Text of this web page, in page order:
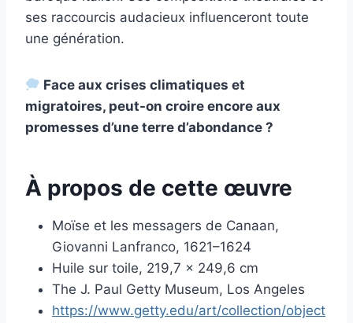
ses raccourcis audacieux influenceront toute
une génération.
Face aux crises climatiques et
migratoires, peut-on croire encore aux
promesses d’une terre d’abondance ?
À propos de cette œuvre
Moïse et les messagers de Canaan,
Giovanni Lanfranco, 1621–1624
Huile sur toile, 219,7 × 249,6 cm
The J. Paul Getty Museum, Los Angeles
https://www.getty.edu/art/collection/object